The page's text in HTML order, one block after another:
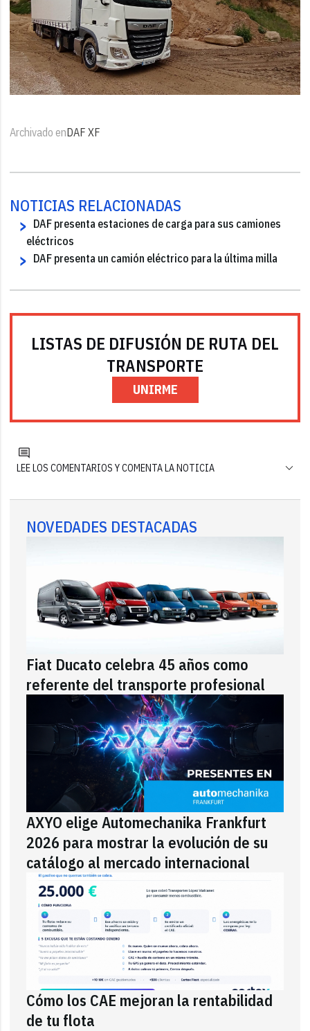
Archivado enDAF XF
NOTICIAS RELACIONADAS
DAF presenta estaciones de carga para sus camiones
eléctricos
DAF presenta un camión eléctrico para la última milla
LISTAS DE DIFUSIÓN DE RUTA DEL
TRANSPORTE
UNIRME
LEE LOS COMENTARIOS Y COMENTA LA NOTICIA
NOVEDADES DESTACADAS
Fiat Ducato celebra 45 años como
referente del transporte profesional
AXYO elige Automechanika Frankfurt
2026 para mostrar la evolución de su
catálogo al mercado internacional
Cómo los CAE mejoran la rentabilidad
de tu flota